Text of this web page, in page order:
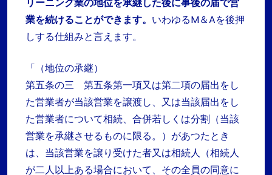
業を続けることができます。 いわゆるM＆Aを後押
しする仕組みと言えます。
「（地位の承継）
第五条の三 第五条第一項又は第二項の届出をし
た営業者が当該営業を譲渡し、又は当該届出をし
た営業者について相続、合併若しくは分割（当該
営業を承継させるものに限る。）があつたとき
は、当該営業を譲り受けた者又は相続人（相続人
が二人以上ある場合において、その全員の同意に